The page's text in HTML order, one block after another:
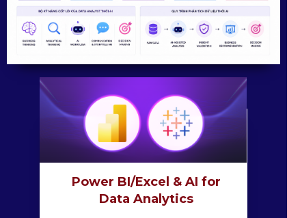
Power BI/Excel & AI for
Data Analytics